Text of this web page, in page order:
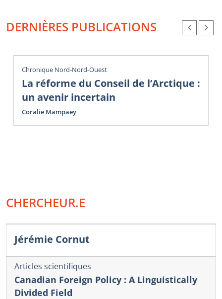
DERNIÈRES PUBLICATIONS
Chronique Nord-Nord-Ouest
La réforme du Conseil de l’Arctique :
un avenir incertain
Coralie Mampaey
CHERCHEUR.E
Jérémie Cornut
Articles scientifiques
Canadian Foreign Policy : A Linguistically
Divided Field